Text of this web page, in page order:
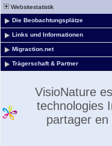
Websitestatistik
Die Beobachtungsplätze
Links und Informationen
Migraction.net
Trägerschaft & Partner
VisioNature
technologies
partager